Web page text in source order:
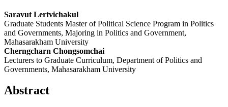
Saravut Lertvichakul
Graduate Students Master of Political Science Program in Politics
and Governments, Majoring in Politics and Government,
Mahasarakham University
Cherngcharn Chongsomchai
Lecturers to Graduate Curriculum, Department of Politics and
Governments, Mahasarakham University
Abstract